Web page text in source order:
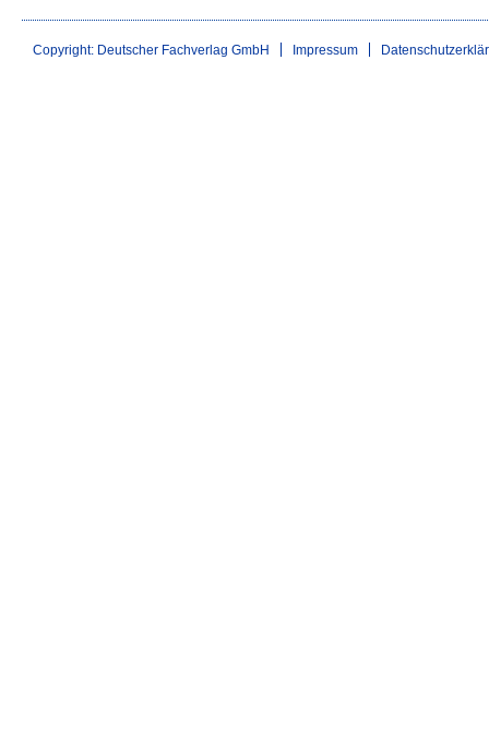
Copyright: Deutscher Fachverlag GmbH Impressum